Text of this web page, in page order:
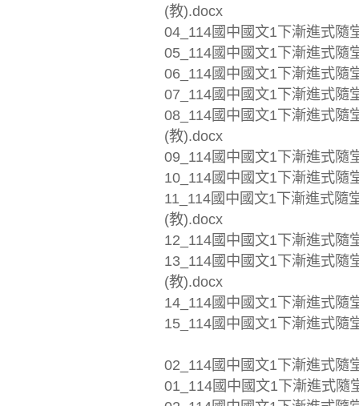
(教).docx
04_114國中國文1下漸進式隨
05_114國中國文1下漸進式隨
06_114國中國文1下漸進式隨
07_114國中國文1下漸進式隨
08_114國中國文1下漸進式隨
(教).docx
09_114國中國文1下漸進式隨
10_114國中國文1下漸進式隨
11_114國中國文1下漸進式隨
(教).docx
12_114國中國文1下漸進式隨
13_114國中國文1下漸進式隨
(教).docx
14_114國中國文1下漸進式隨
15_114國中國文1下漸進式隨
02_114國中國文1下漸進式隨
01_114國中國文1下漸進式隨